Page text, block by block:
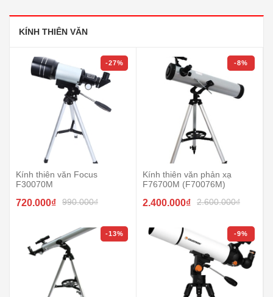
KÍNH THIÊN VĂN
-27%
Kính thiên văn Focus
F30070M
720.000₫ 990.000₫
-13%
-8%
Kính thiên văn phản xạ
F76700M (F70076M)
2.400.000₫ 2.600.000₫
-9%